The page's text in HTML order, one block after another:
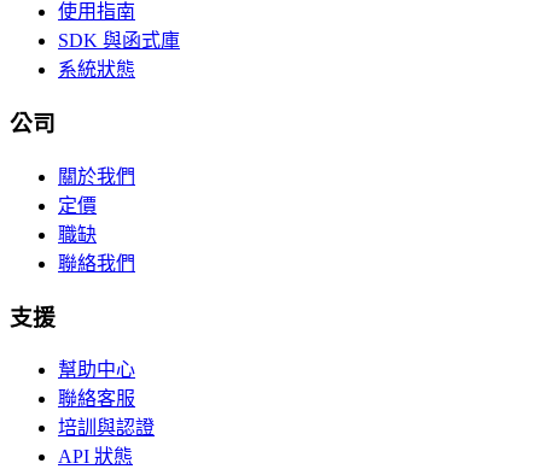
使用指南
SDK 與函式庫
系統狀態
公司
關於我們
定價
職缺
聯絡我們
支援
幫助中心
聯絡客服
培訓與認證
API 狀態